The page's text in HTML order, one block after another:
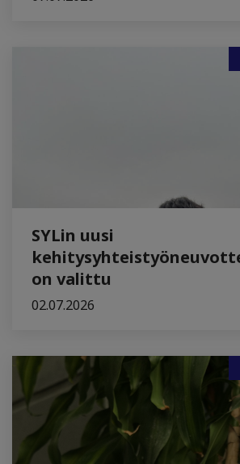
SYLin uusi
on valittu
02.07.2026